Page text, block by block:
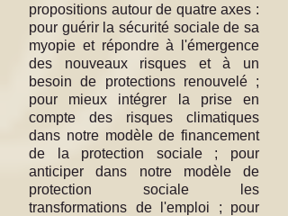
propositions autour de quatre axes :
pour guérir la sécurité sociale de sa
myopie et répondre à l'émergence
des nouveaux risques et à un
besoin de protections renouvelé ;
pour mieux intégrer la prise en
compte des risques climatiques
dans notre modèle de financement
de la protection sociale ; pour
anticiper dans notre modèle de
protection sociale les
transformations de l'emploi ; pour